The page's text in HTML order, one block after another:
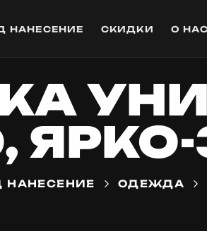
НАНЕСЕНИЕ СКИДКИ О НАС
НАНЕСЕНИЕ ОДЕЖДА